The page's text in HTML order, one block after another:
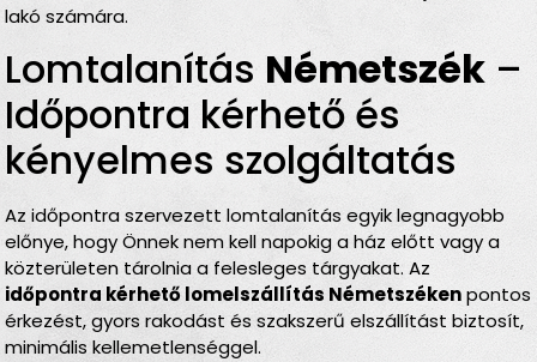
lakó számára.
Lomtalanítás Németszék –
Időpontra kérhető és
kényelmes szolgáltatás
Az időpontra szervezett lomtalanítás egyik legnagyobb
előnye, hogy Önnek nem kell napokig a ház előtt vagy a
közterületen tárolnia a felesleges tárgyakat. Az
időpontra kérhető lomelszállítás Németszékenpontos
érkezést, gyors rakodást és szakszerű elszállítást biztosít,
minimális kellemetlenséggel.